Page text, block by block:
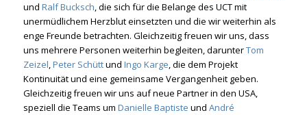
und Ralf Bucksch, die sich für die Belange des UCT mit
unermüdlichem Herzblut einsetzten und die wir weiterhin als
enge Freunde betrachten. Gleichzeitig freuen wir uns, dass
uns mehrere Personen weiterhin begleiten, darunterTom
Zeizel,Peter Schüttund Ingo Karge, die dem Projekt
Kontinuität und eine gemeinsame Vergangenheit geben.
Gleichzeitig freuen wir uns auf neue Partner in den USA,
speziell die Teams um Danielle Baptiste und André